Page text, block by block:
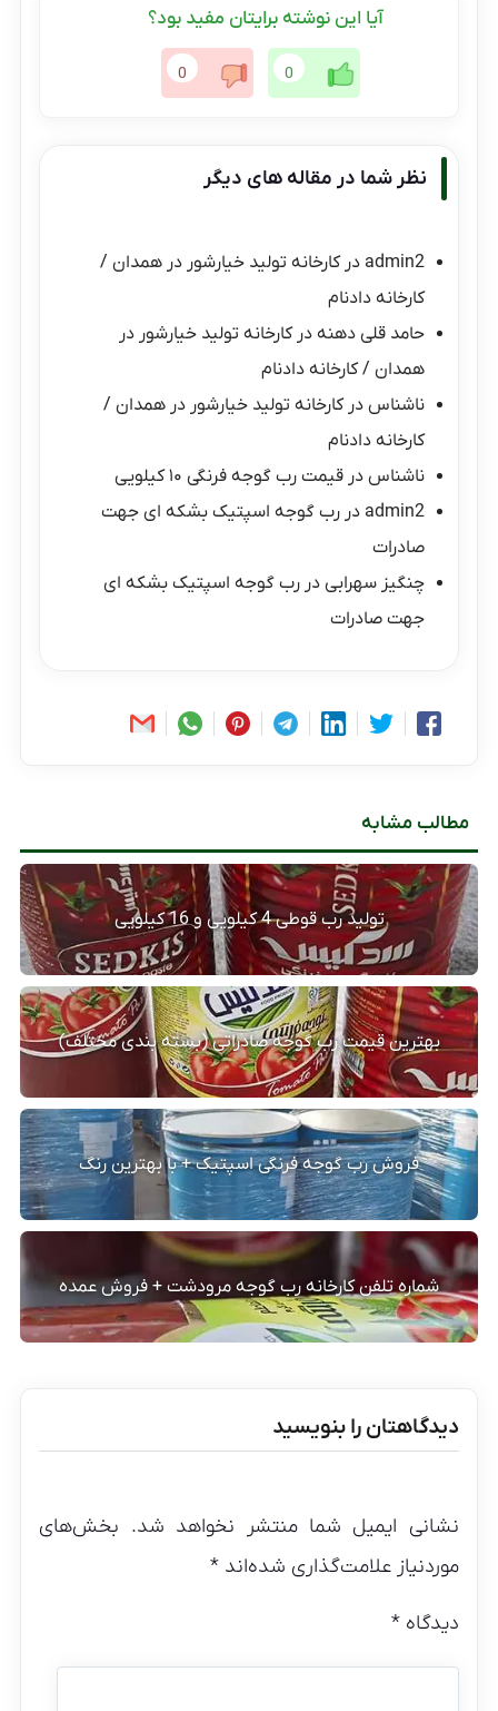
آیا این نوشته برایتان مفید بود؟
0
0
نظر شما در مقاله های دیگر
admin2 درکارخانه تولید خیارشور در همدان /
کارخانه دادنام
حامد قلی دهنه درکارخانه تولید خیارشور در
همدان / کارخانه دادنام
ناشناس درکارخانه تولید خیارشور در همدان /
کارخانه دادنام
ناشناس درقیمت رب گوجه فرنگی ۱۰ کیلویی
admin2 دررب گوجه اسپتیک بشکه ای جهت
صادرات
چنگیز سهرابی دررب گوجه اسپتیک بشکه ای
جهت صادرات
مطالب مشابه
تولید رب قوطی 4 کیلویی و 16 کیلویی
بهترین قیمت رب گوجه صادراتی (بسته بندی مختلف)
فروش رب گوجه فرنگی اسپتیک + با بهترین رنگ
شماره تلفن کارخانه رب گوجه مرودشت + فروش عمده
دیدگاهتان را بنویسید
نشانی ایمیل شما منتشر نخواهد شد. بخش‌های
موردنیاز علامت‌گذاری شده‌اند*
دیدگاه*